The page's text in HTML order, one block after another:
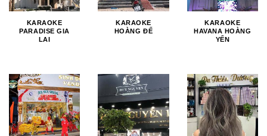
KARAOKE
PARADISE GIA
LAI
KARAOKE
HOÀNG ĐẾ
KARAOKE
HAVANA HOÀNG
YẾN